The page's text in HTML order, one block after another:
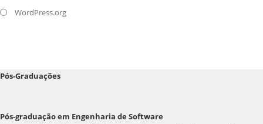
WordPress.org
Pós-Graduações
Pós-graduação em Engenharia de Software